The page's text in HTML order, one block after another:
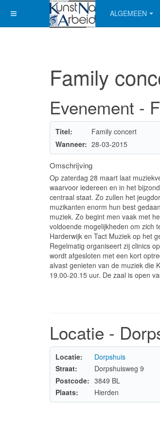
ALGEMEEN
Family
Evenement -
Titel:
Family concert
Wanneer: 28-03-2015
Omschrijving
Op zaterdag 28 maart laat
waarvoor iedereen en in het
centraal staat. Zo zullen het
muzikanten enorm hun best
muziek. Zo begint men vaak met
voldoende mogelijkheden om zich
Harderwijk en Tact Muziek op het
Regelmatig organiseert zij clinics
wordt afgesloten met een kort
alvast genieten van de muziek die
19.00-20.15 uur. De zaal is open
Locatie -
Locatie:
Dorpshuis
Straat:
Dorpshuisweg 9
Postcode: 3849 BL
Plaats:
Hierden